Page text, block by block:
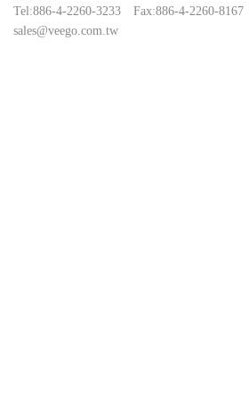
Tel:886-4-2260-3233 Fax:886-4-2260-8167
sales@veego.com.tw